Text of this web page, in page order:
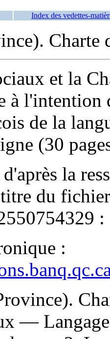
Index des vedettes-
Charte
et la
à l'intention
de la
(30
la
titre du
:
:
—